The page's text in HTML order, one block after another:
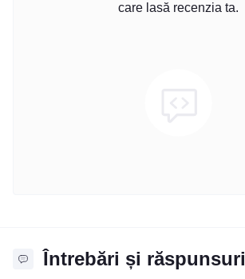
care lasă recenzia ta.
Întrebări și răspunsuri